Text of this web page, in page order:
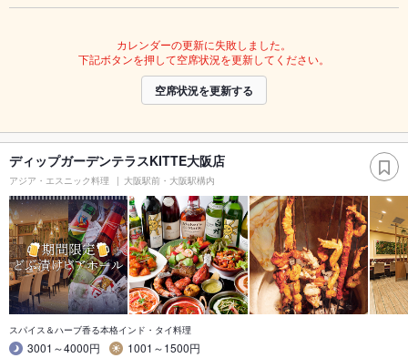
カレンダーの更新に失敗しました。
下記ボタンを押して空席状況を更新してください。
空席状況を更新する
ディップガーデンテラスKITTE大阪店
アジア・エスニック料理 大阪駅前・大阪駅構内
スパイス＆ハーブ香る本格インド・タイ料理
3001～4000円
1001～1500円